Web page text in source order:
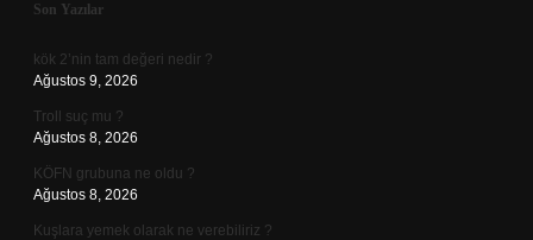
Sidebar
Son Yazılar
kök 2’nin tam değeri nedir ?
Ağustos 9, 2026
Troll suç mu ?
Ağustos 8, 2026
KÖFN grubuna ne oldu ?
Ağustos 8, 2026
Kuşlara yemek olarak ne verebiliriz ?